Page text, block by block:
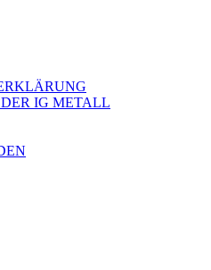
IG METALL